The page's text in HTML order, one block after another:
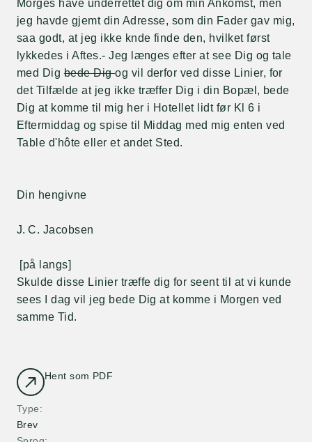
Hent som PDF
Type
Brev
Morges have underrettet dig om min Ankomst, men
jeg havde gjemt din Adresse, som din Fader gav mig,
saa godt, at jeg ikke knde finde den, hvilket først
lykkedes i Aftes.- Jeg længes efter at see Dig og tale
med Digbede Digog vil derfor ved disse Linier, for
det Tilfælde at jeg ikke træffer Dig i din Bopæl, bede
Dig at komme til mig her i Hotellet lidt før Kl 6 i
Eftermiddag og spise til Middag med mig enten ved
Table d'hôte eller et andet Sted.
Din hengivne
J. C. Jacobsen
[på langs]
Skulde disse Linier træffe dig for seent til at vi kunde
sees I dag vil jeg bede Dig at komme i Morgen ved
samme Tid.